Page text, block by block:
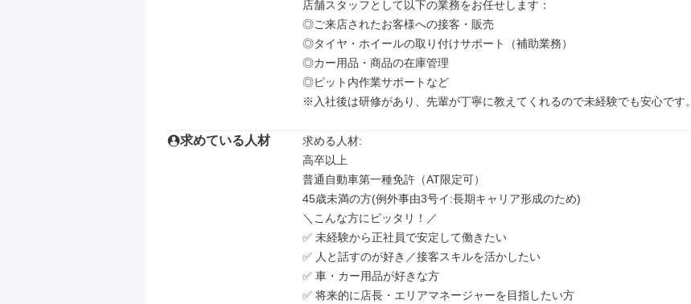
店舗スタッフとして以下の業務をお任せします：
◎ご来店されたお客様への接客・販売
◎タイヤ・ホイールの取り付けサポート（補助業務）
◎カー用品・商品の在庫管理
◎ピット内作業サポートなど
※入社後は研修があり、先輩が丁寧に教えてくれるので未経験でも安心です。
求めている人材
求める人材:
高卒以上
普通自動車第一種免許（AT限定可）
45歳未満の方(例外事由3号イ:長期キャリア形成のため)
＼こんな方にピッタリ！／
✅ 未経験から正社員で安定して働きたい
✅ 人と話すのが好き／接客スキルを活かしたい
✅ 車・カー用品が好きな方
✅ 将来的に店長・エリアマネージャーを目指したい方